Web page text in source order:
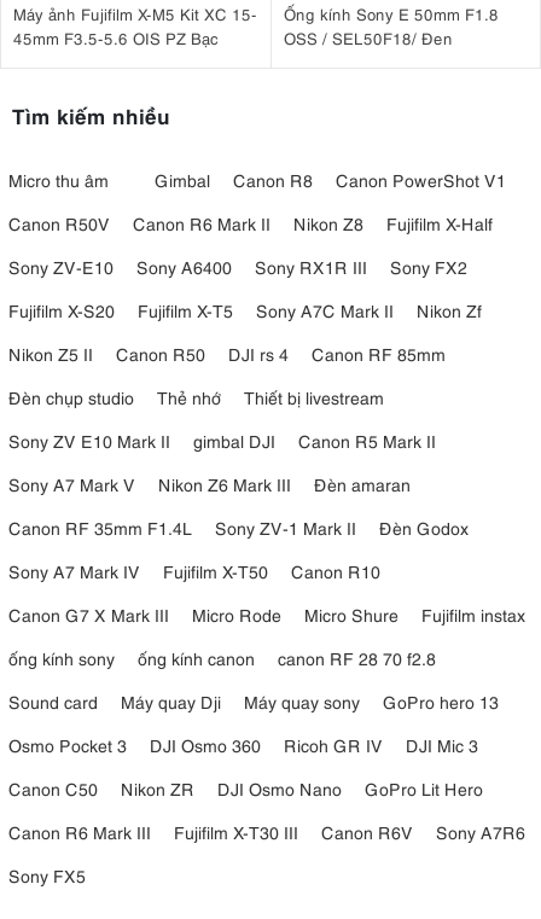
Máy ảnh Fujifilm X-M5 Kit XC 15-
45mm F3.5-5.6 OIS PZ Bạc
Ống kính Sony E 50mm F1.8
OSS / SEL50F18/ Đen
Tìm kiếm nhiều
Micro thu âm Gimbal Canon R8
Canon PowerShot V1
Canon R50V
Canon R6 Mark II Nikon Z8
Fujifilm X-Half
Sony ZV-E10
Sony A6400 Sony RX1R III
Sony FX2
Fujifilm X-S20
Fujifilm X-T5 Sony A7C Mark II
Nikon Zf
Nikon Z5 II
Canon R50 DJI rs 4
Canon RF 85mm
Đèn chụp studio
Thẻ nhớ
Thiết bị livestream
Sony ZV E10 Mark II
gimbal DJI
Canon R5 Mark II
Sony A7 Mark V
Nikon Z6 Mark III
Đèn amaran
Canon RF 35mm F1.4L
Sony ZV-1 Mark II
Đèn Godox
Sony A7 Mark IV
Fujifilm X-T50
Canon R10
Canon G7 X Mark III
Micro Rode Micro Shure
Fujifilm instax
ống kính sony
ống kính canon
canon RF 28 70 f2.8
Sound card
Máy quay Dji Máy quay sony
GoPro hero 13
Osmo Pocket 3
DJI Osmo 360 Ricoh GR IV
DJI Mic 3
Canon C50
Nikon ZR DJI Osmo Nano
GoPro Lit Hero
Canon R6 Mark III
Fujifilm X-T30 III Canon R6V
Sony A7R6
Sony FX5